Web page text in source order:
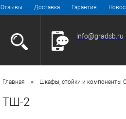
Отзывы Доставка Гарантия
info@gradsb.ru
Главная • Шкафы, стойки и компоненты
ТШ-2